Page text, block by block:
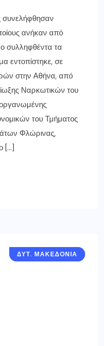
συνελήφθησαν
ανήκαν από
συλληφθέντα τα
εντοπίστηκε, σε
στην Αθήνα, από
Ναρκωτικών του
του Τμήματος
Φλώρινας,
[…]
ΓΡΕΒΕΝΑ
ΔΥΤ. ΜΑΚΕΔΟΝΙΑ